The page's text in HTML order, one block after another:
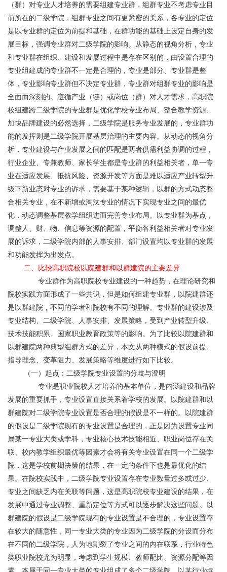
（群）对专业人才培养的需要组建专业群，组群专业不考虑专业目
前所在的二级学院，组群专业之间有更紧密的关系，各专业的定位
是以专业群的定位为前提和基础，在群功能的基础上设定自身的发
展目标，强调专业群对二级学院的影响。从静态的视角分析，专业
和专业群在组织、建设和发展过程中是存在区别的，由设置合理的
专业组建成的专业群不一定是合理的，专业是部分、专业群是整
体，专业影响专业群但不决定专业群，专业群对组群专业的影响是
全面而深刻的。遵循产业（链）或岗位（群）对人才需求，高职院
校组建跨二级学院的专业群是优化学校专业布局、整合教学资源、
加快品牌建设的必然选择，二级学院是服务专业发展的，专业群功
能的发挥则是二级学院开展基层治理的主要内容。从动态的视角分
析，专业建设与产业发展之间的匹配是两者供需利益协调的过程，
行业企业、专兼教师、家长学生都是专业群的利益相关者，单一专
业在适应发展、抵抗风险、资源开发等方面是难以适应产业转型升
级下新业态对专业的诉求，需要基于某种逻辑，以群的方式动态整
合相关专业，在不新增或淘汰专业的情况下实现专业之间的最优
化，动态调整基层教学组织进而完善专业布局。以专业群为基点，
调整人、财、物、信息等资源的配置，平衡各利益相关者对专业发
展的诉求，二级学院内部的人事安排、部门设置均以专业群的发展
和功能发挥为出发点。
二、比较高职院校以院建群和以群建院的主要差异
院校实践方面形成了一些共识，但是如何组建专业群，以院建群还
是以群建院，不同的学者和院校有不同的理解。专业群的建设涉及
专业结构、二级学院、人事安排、发展策略，受到产业转型升级、
技术技能积累、国家职业教育政策等的影响。为了比较以院建群和
以群建院两种典型组群方式的差异，本文从两种模式的假设前提、
指导理念、变革阻力、发展策略等维度进行如下比较。
	（一）起点：二级学院专业设置的分歧与澄明
发展的重要抓手，专业设置直接关系着学校的发展。以院建群和以
群建院对二级学院专业设置是否合理的假设是不一样的。以院建群
的假设是二级学院现有的专业设置是合理的，正是因为设置专业同
属某一专业大类或学科，专业核心技术技能相近、职业岗位存在关
联、校内教学组织最优等因素才会将有关专业设置在同一个二级学
院，这是学校前期决策的结果，在一定的条件下也是最优化的结
果。在院校实践中，二级学院专业设置存在专业数量过多或过少、
专业之间缺乏内在关联等问题，这是高职院校专业建设的结果，在
发展中通过专业调整、重新定位等方式可以逐步解决这些问题。以
群建院的假设是二级学院现有的专业设置是不合理的，专业设置存
在较大的随意性，同一专业大类的专业因为二级学院的分设而分布
在不同的二级学院，人为地割裂了专业之间的内在联系，行业特色
类职业院校尤为明显，考虑到学生规模、教师配比、资源分配等因